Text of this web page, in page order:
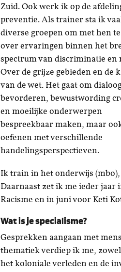
Zuid. Ook werk ik op de
preventie. Als trainer sta ik
diverse groepen om met hen
over ervaringen binnen het
spectrum van discriminatie en
Over de grijze gebieden en de
van de wet. Het gaat om
bevorderen, bewustwording
en moeilijke onderwerpen
bespreekbaar maken, maar
oefenen met verschillende
handelingsperspectieven.
Ik train in het onderwijs
Daarnaast zet ik me ieder jaar
Racisme en in juni voor Keti
Wat is je specialisme?
Gesprekken aangaan met
thematiek verdiep ik me,
het koloniale verleden en de